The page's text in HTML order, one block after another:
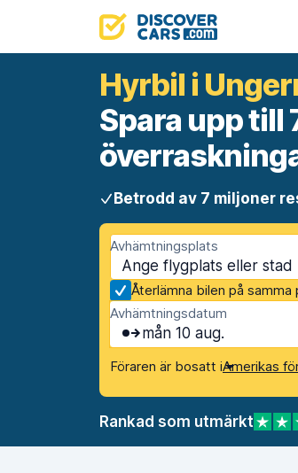
Hyrbil i
Spara upp till
Betrodd av 7 miljoner
Avhämtningsplats
Återlämna bilen på samma
Avhämtningsdatum
mån 10 aug.
Föraren är bosatt iAmerikas
Rankad som utmärkt